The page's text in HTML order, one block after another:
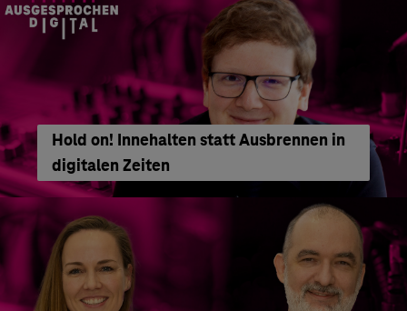
Hold on! Innehalten statt Ausbrennen in
digitalen Zeiten